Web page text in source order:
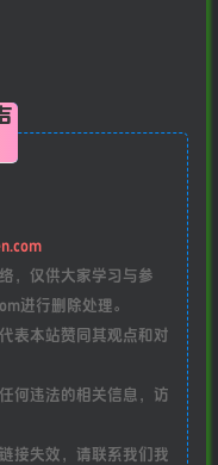
，仅供大家学习与参
进行删除处理。
表本站赞同其观点和对
何违法的相关信息，访
接失效，请联系我们我